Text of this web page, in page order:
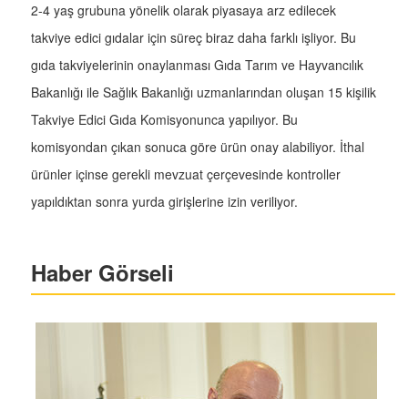
2-4 yaş grubuna yönelik olarak piyasaya arz edilecek
takviye edici gıdalar için süreç biraz daha farklı işliyor. Bu
gıda takviyelerinin onaylanması Gıda Tarım ve Hayvancılık
Bakanlığı ile Sağlık Bakanlığı uzmanlarından oluşan 15 kişilik
Takviye Edici Gıda Komisyonunca yapılıyor. Bu
komisyondan çıkan sonuca göre ürün onay alabiliyor. İthal
ürünler içinse gerekli mevzuat çerçevesinde kontroller
yapıldıktan sonra yurda girişlerine izin veriliyor.
Haber Görseli